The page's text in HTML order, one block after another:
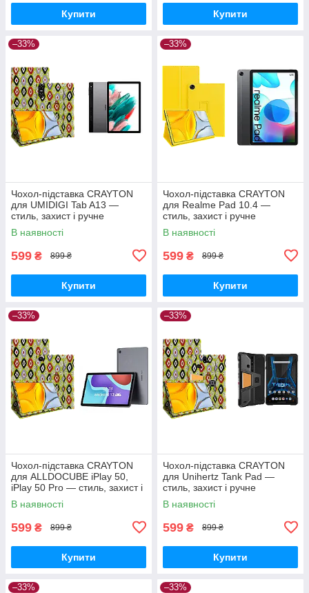
Купити Купити
–33%
Чохол-підставка CRAYTON
для UMIDIGI Tab A13 —
стиль, захист і ручне
збирання, колір Камні
В наявності
599 ₴ 899 ₴
Купити
–33%
Чохол-підставка CRAYTON
для Realme Pad 10.4 —
стиль, захист і ручне
збирання, колір Жовтий
В наявності
599 ₴ 899 ₴
Купити
–33%
Чохол-підставка CRAYTON
для ALLDOCUBE iPlay 50,
iPlay 50 Pro — стиль, захист і
ручне збирання, колір Камні
В наявності
599 ₴ 899 ₴
Купити
–33%
Чохол-підставка CRAYTON
для Unihertz Tank Pad —
стиль, захист і ручне
збирання, колір Камні
В наявності
599 ₴ 899 ₴
Купити
–33% –33%